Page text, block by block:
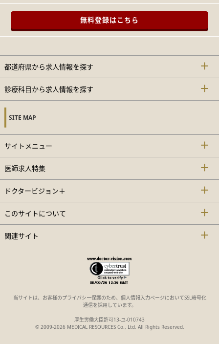
無料登録はこちら
都道府県から求人情報を探す
診療科目から求人情報を探す
SITE MAP
サイトメニュー
医師求人特集
ドクタービジョン＋
このサイトについて
関連サイト
当サイトは、お客様のプライバシー保護のため、個人情報入力ページにおいてSSL暗号化
通信を採用しています。
厚生労働大臣許可13-ユ-010743
© 2009-2026 MEDICAL RESOURCES Co., Ltd. All Rights Reserved.